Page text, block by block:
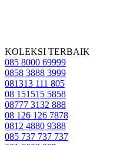
KOLEKSI TERBAIK
085 8000 69999
0858 3888 3999
081313 111 805
08 151515 5858
08777 3132 888
08 126 126 7878
0812 4880 9388
085 737 737 737